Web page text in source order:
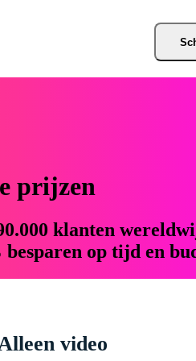
prijzen
klanten
op tijd en
video